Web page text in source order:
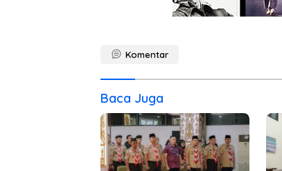
Komentar
Baca Juga